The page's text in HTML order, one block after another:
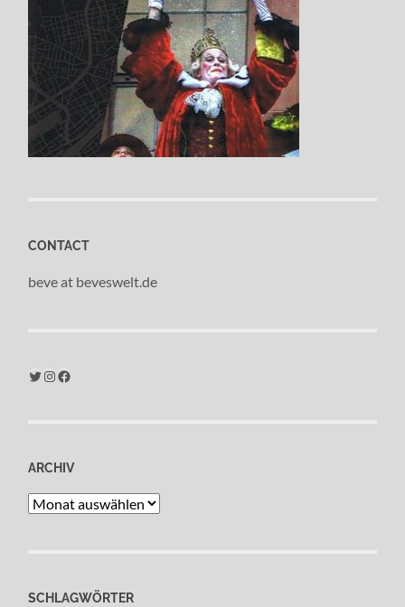
CONTACT
beve at beveswelt.de
Twitter Instagram Facebook
ARCHIV
Archiv
SCHLAGWÖRTER